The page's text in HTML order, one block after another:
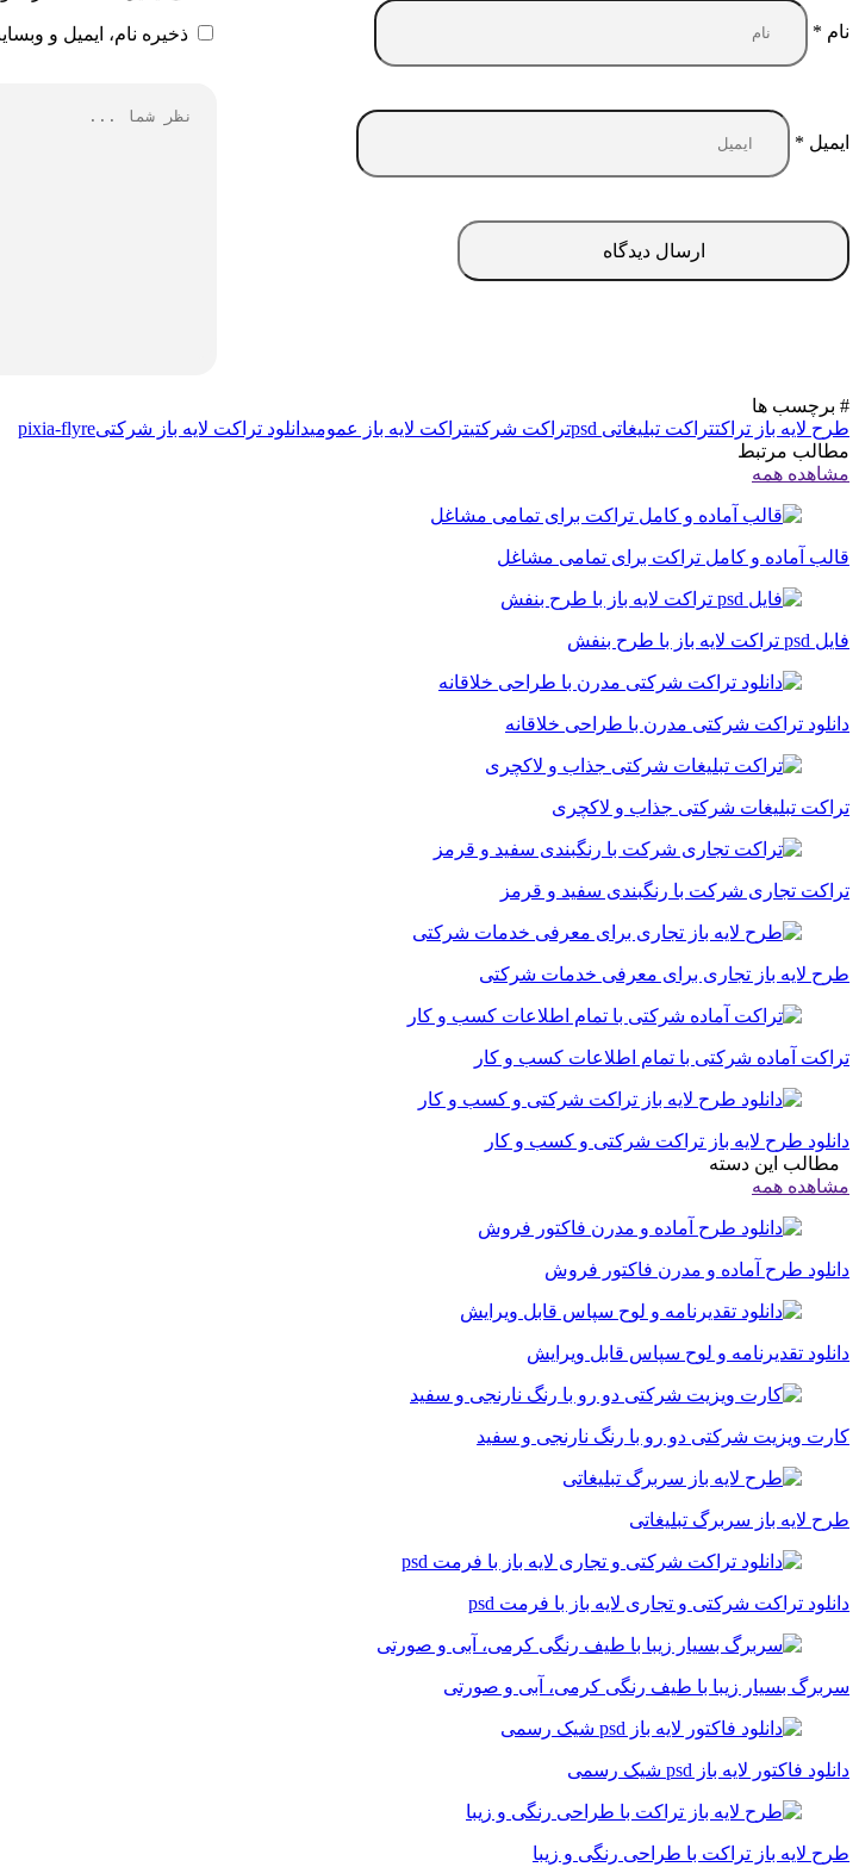
نام *
ایمیل *
ذخیره نام، ایمیل و
# برچسب ها
طرح لایه باز تراکتتراکت تبلیغاتی psd تراکت شرکتیتراکت لایه باز عمومیدانلود تراکت لایه باز شرکتیpixia-flyre
مطالب مرتبط
مشاهده همه
قالب آماده و کامل تراکت برای تمامی مشاغل
فایل psd تراکت لایه باز با طرح بنفش
دانلود تراکت شرکتی مدرن با طراحی خلاقانه
تراکت تبلیغات شرکتی جذاب و لاکچری
تراکت تجاری شرکت با رنگبندی سفید و قرمز
طرح لایه باز تجاری برای معرفی خدمات شرکتی
تراکت آماده شرکتی با تمام اطلاعات کسب و کار
دانلود طرح لایه باز تراکت شرکتی و کسب و کار
مطالب این دسته
مشاهده همه
دانلود طرح آماده و مدرن فاکتور فروش
دانلود تقدیرنامه و لوح سپاس قابل ویرایش
کارت ویزیت شرکتی دو رو با رنگ نارنجی و سفید
طرح لایه باز سربرگ تبلیغاتی
دانلود تراکت شرکتی و تجاری لایه باز با فرمت psd
سربرگ بسیار زیبا با طیف رنگی کرمی، آبی و صورتی
دانلود فاکتور لایه باز psd شیک رسمی
طرح لایه باز تراکت با طراحی رنگی و زیبا